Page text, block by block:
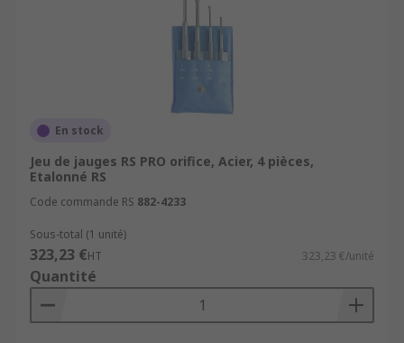
En stock
Jeu de jauges RS PRO orifice, Acier, 4 pièces,
Etalonné RS
Code commande RS 882-4233
Sous-total (1 unité)
323,23 €HT 323,23 €/unité
Quantité